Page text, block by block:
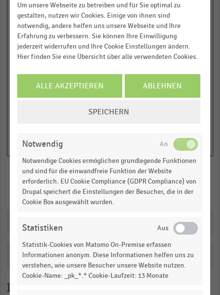
Lesehilfe
11
categories.
The
chart
has
axis
Tausend
Schweizer
Franken.
Range:
0.704158524173028
View
data
table.
20082009201020112012201320142015201620172018
0,75
End
Download als Excel, PNG, PDF
… und vieles mehr!
JETZT INFORMIEREN
Merken Teilen
Katalogisierung
Um unsere Webseite zu betreiben und für Sie optimal zu
gestalten, nutzen wir Cookies. Einige von ihnen sind
notwendig, andere helfen uns unsere Webseite und Ihre
Erfahrung zu verbessern. Sie können Ihre Einwilligung
jederzeit widerrufen und Ihre Cookie Einstellungen ändern.
Hier finden Sie eine Übersicht über alle verwendeten Cookies.
ALLE AKZEPTIEREN ABLEHNEN
SPEICHERN
Notwendig
Notwendige Cookies ermöglichen grundlegende Funktionen
und sind für die einwandfreie Funktion der Website
erforderlich. EU Cookie Compliance (GDPR Compliance) von
Drupal speichert die Einstellungen der Besucher, die in der
Cookie Box ausgewählt wurden.
Statistiken
Statistik-Cookies von Matomo On-Premise erfassen
Informationen anonym. Diese Informationen helfen uns zu
verstehen, wie unsere Besucher unsere Website nutzen.
Cookie-Name: _pk_*.* Cookie-Laufzeit: 13 Monate